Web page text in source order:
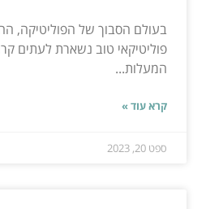
בעולם הסבוך של הפוליטיקה,
פוליטיקאי טוב נשארת לעתים
המעלות...
קרא עוד »
ספט 20, 2023